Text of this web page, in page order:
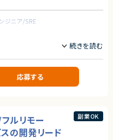
ずれか
グ経験
の経験
ジニア/SRE
にて、コーポレートITエンジニアと
業務改善を目的に、ローコード／ノー
件定義から実装・改善までを一気通貫
応募する
ルリモー
の開発リード
副業OK